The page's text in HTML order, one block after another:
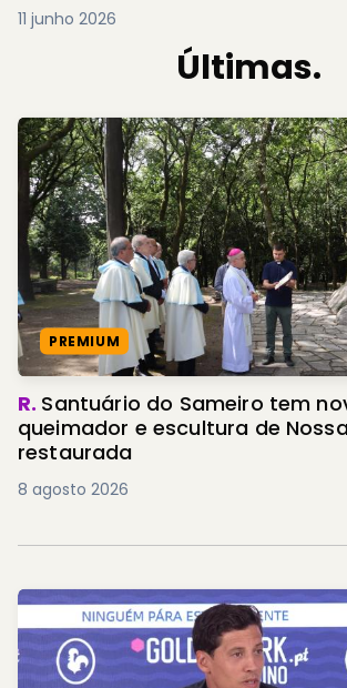
11 junho 2026
Últimas.
PREMIUM
R. Santuário do Sameiro tem
queimador e escultura de
restaurada
8 agosto 2026